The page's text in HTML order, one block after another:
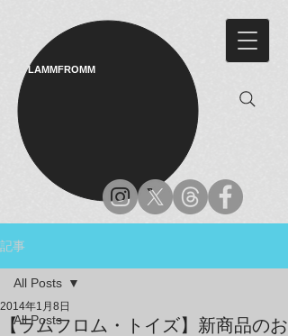
LAMMFROMM​
記事
All Posts
All Posts
【ラムフロム・トイズ】新商品のお
2014年1月8日